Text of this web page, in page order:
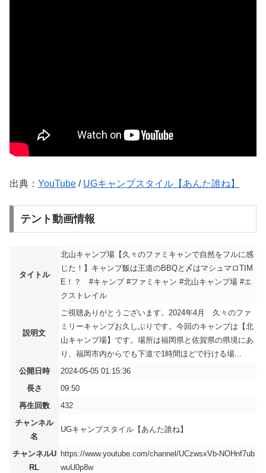
出典： YouTube / UGキャンプスタイル【あんた誰ね】
テント動画情報
タイトル
北山キャンプ場【久々のファミキャンで自然をフルに感
じた！】キャンプ飯は王道のBBQと〆はマシュマロTIM
E！？ #キャンプ #ファミキャン #北山キャンプ場 #エ
クストレイル
説明文
ご視聴ありがとうございます。2024年4月 久々のファ
ミリーキャンプお久しぶりです。今回のキャンプは【北
山キャンプ場】です。場所は福岡県と佐賀県の県境にあ
り、福岡市内からでも下道で1時間ほどで行ける場...
公開日時
2024-05-05 01:15:36
長さ
09:50
再生回数
432
チャンネル
名
UGキャンプスタイル【あんた誰ね】
チャンネルU
RL
https://www.youtube.com/channel/UCzwsxVb-NOHnf7ub
wuU0p8w